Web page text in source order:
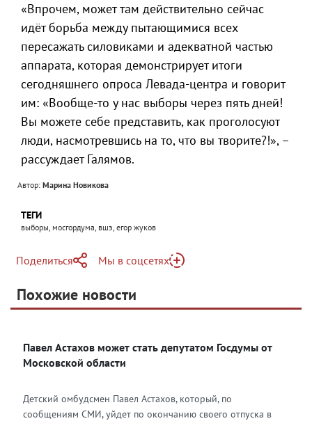
«Впрочем, может там действительно сейчас
идёт борьба между пытающимися всех
пересажать силовиками и адекватной частью
аппарата, которая демонстрирует итоги
сегодняшнего опроса Левада-центра и говорит
им: «Вообще-то у нас выборы через пять дней!
Вы можете себе представить, как проголосуют
люди, насмотревшись на то, что вы творите?!», –
рассуждает Галямов.
Автор: Марина Новикова
ТЕГИ
выборы, мосгордума, вшэ, егор жуков
Поделиться
Telegram
Одноклассники
Мы в соцсетях
Яндекс Дзен
Похожие новости
Павел Астахов может стать депутатом Госдумы от
Московской области
Детский омбудсмен Павел Астахов, который, по
сообщениям СМИ, уйдет по окончанию своего отпуска в